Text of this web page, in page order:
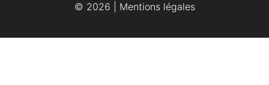
© 2026 | Mentions légales